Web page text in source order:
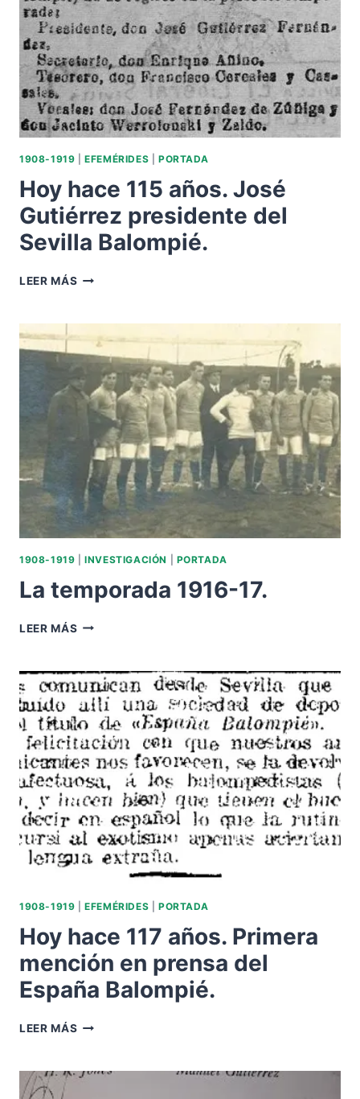
BALOMPIÉ.
1908-1919 |EFEMÉRIDES PORTADA
Hoy hace 115 años. José
Gutiérrez presidente del
Sevilla Balompié.
LEER MÁS HOY
AÑOS.
JOSÉ
GUTIÉRREZ
PRESIDENTE
DEL
SEVILLA
BALOMPIÉ.
1908-1919 |INVESTIGACIÓN PORTADA
La temporada 1916-17.
LEER MÁS LA
17.
1908-1919 |EFEMÉRIDES PORTADA
Hoy hace 117 años. Primera
mención en prensa del
España Balompié.
LEER MÁS HOY
AÑOS.